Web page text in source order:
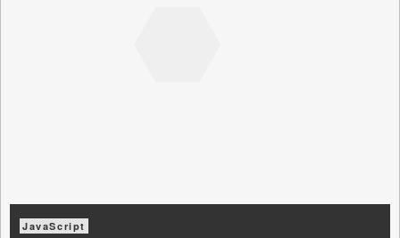
JavaScript